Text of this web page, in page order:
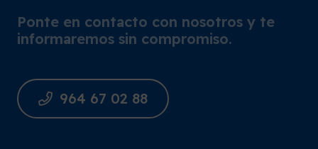
Ponte en contacto con nosotros y te
informaremos sin compromiso.
964 67 02 88